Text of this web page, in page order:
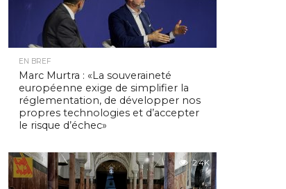
EN BREF
Marc Murtra : «La souveraineté
européenne exige de simplifier la
réglementation, de développer nos
propres technologies et d’accepter
le risque d’échec»
2.4K